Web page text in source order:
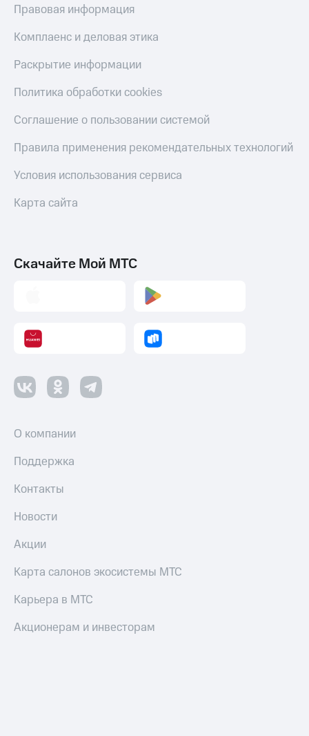
Правовая информация
Комплаенс и деловая этика
Раскрытие информации
Политика обработки cookies
Соглашение о пользовании системой
Правила применения рекомендательных технологий
Условия использования сервиса
Карта сайта
Скачайте Мой МТС
О компании
Поддержка
Контакты
Новости
Акции
Карта салонов экосистемы МТС
Карьера в МТС
Акционерам и инвесторам